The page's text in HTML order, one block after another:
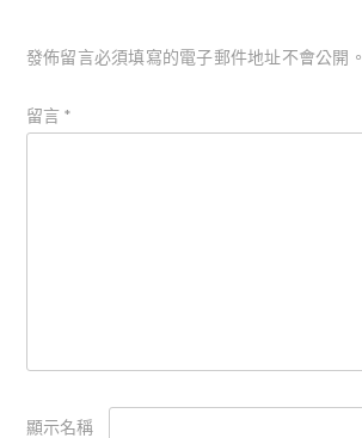
發佈留言必須填寫的電子郵件地址不會公開。
留言 *
顯示名稱